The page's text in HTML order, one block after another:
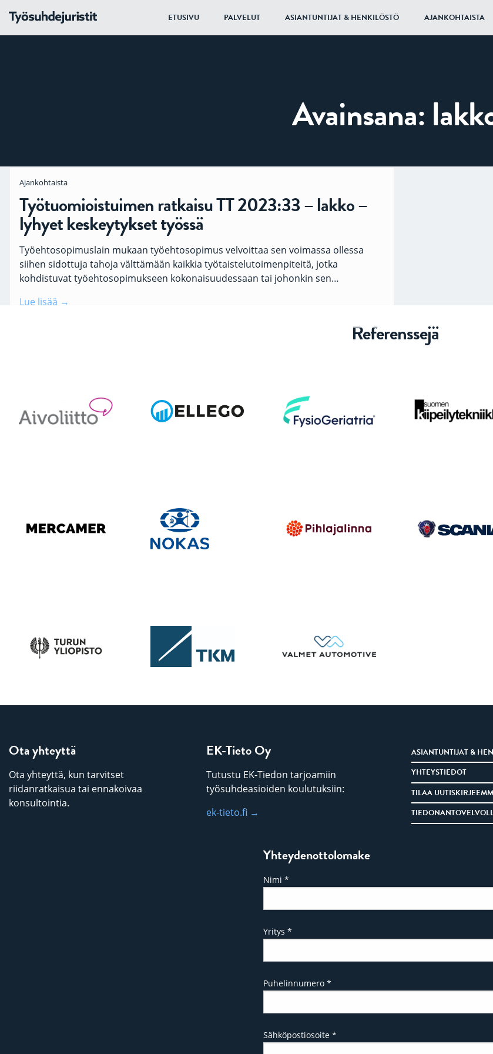
ETUSIVU PALVELUT ASIANTUNTIJAT & HENKILÖSTÖ AJANKOHTAISTA
Avainsana:
Ajankohtaista
Työtuomioistuimen ratkaisu TT 2023:33 – lakko –
lyhyet keskeytykset työssä
Työehtosopimuslain mukaan työehtosopimus velvoittaa sen voimassa ollessa
siihen sidottuja tahoja välttämään kaikkia työtaistelutoimenpiteitä, jotka
kohdistuvat työehtosopimukseen kokonaisuudessaan tai johonkin sen…
Lue lisää
Referenssejä
Ota yhteyttä
Ota yhteyttä, kun tarvitset
riidanratkaisua tai ennakoivaa
konsultointia.
EK-Tieto Oy
Tutustu EK-Tiedon tarjoamiin
työsuhdeasioiden koulutuksiin:
ek-tieto.fi
ASIANTUNTIJAT &
YHTEYSTIEDOT
TILAA
Yhteydenottolomake
Nimi *
Yritys *
Puhelinnumero *
Sähköpostiosoite *